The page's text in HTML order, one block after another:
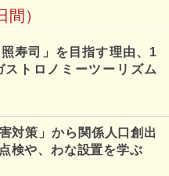
）
寿司」を目指す理由、1
トロノミーツーリズム
対策」から関係人口創出
検や、わな設置を学ぶ